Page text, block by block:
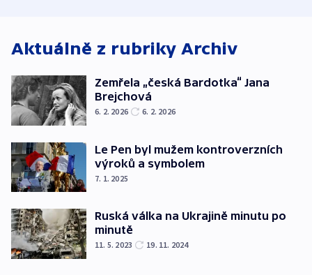
Aktuálně z rubriky Archiv
Zemřela „česká Bardotka“ Jana
Brejchová
6. 2. 2026 6. 2. 2026
Le Pen byl mužem kontroverzních
výroků a symbolem
7. 1. 2025
Ruská válka na Ukrajině minutu po
minutě
11. 5. 2023 19. 11. 2024